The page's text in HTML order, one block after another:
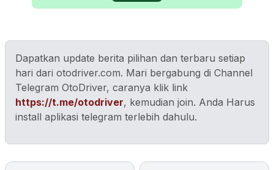
Dapatkan update berita pilihan dan terbaru setiap
hari dari otodriver.com. Mari bergabung di Channel
Telegram OtoDriver, caranya klik link
https://t.me/otodriver, kemudian join. Anda Harus
install aplikasi telegram terlebih dahulu.